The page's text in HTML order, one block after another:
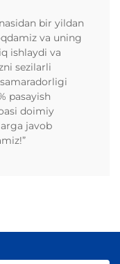
bir yildan
va uning
ishlaydi va
sezilarli
pasayish
doimiy
javob